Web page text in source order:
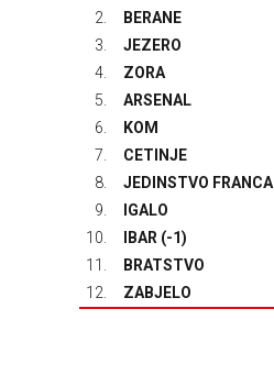
2.
BERANE
3.
JEZERO
4.
ZORA
5.
ARSENAL
6.
KOM
7.
CETINJE
8.
JEDINSTVO FRANCA
9.
IGALO
10.
IBAR (-1)
11.
BRATSTVO
12.
ZABJELO